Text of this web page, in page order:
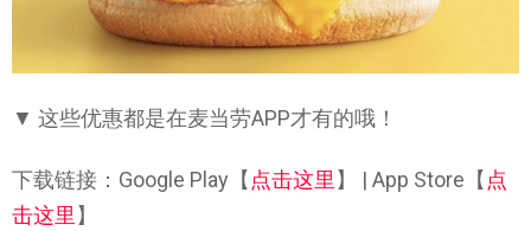
▼ 这些优惠都是在麦当劳APP才有的哦！
下载链接：Google Play【 点击这里 】 | App Store【 点
击这里 】